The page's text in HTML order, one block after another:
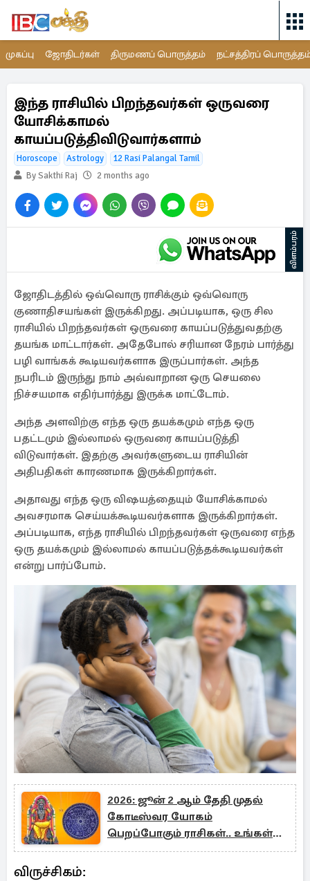
முகப்பு ஜோதிடர்கள் திருமணப் பொருத்தம் நட்சத்திரப்
இந்த ராசியில் பிறந்தவர்கள் ஒருவரை
யோசிக்காமல்
காயப்படுத்திவிடுவார்களாம்
Horoscope Astrology
12 Rasi Palangal Tamil
By Sakthi Raj
2 months ago
விளம்பரம்
ஜோதிடத்தில் ஒவ்வொரு ராசிக்கும் ஒவ்வொரு
குணாதிசயங்கள் இருக்கிறது. அப்படியாக, ஒரு சில
ராசியில் பிறந்தவர்கள் ஒருவரை காயப்படுத்துவதற்கு
தயங்க மாட்டார்கள். அதேபோல் சரியான நேரம் பார்த்து
பழி வாங்கக் கூடியவர்களாக இருப்பார்கள். அந்த
நபரிடம் இருந்து நாம் அவ்வாறான ஒரு செயலை
நிச்சயமாக எதிர்பார்த்து இருக்க மாட்டோம்.
அந்த அளவிற்கு எந்த ஒரு தயக்கமும் எந்த ஒரு
பதட்டமும் இல்லாமல் ஒருவரை காயப்படுத்தி
விடுவார்கள். இதற்கு அவர்களுடைய ராசியின்
அதிபதிகள் காரணமாக இருக்கிறார்கள்.
அதாவது எந்த ஒரு விஷயத்தையும் யோசிக்காமல்
அவசரமாக செய்யக்கூடியவர்களாக இருக்கிறார்கள்.
அப்படியாக, எந்த ராசியில் பிறந்தவர்கள் ஒருவரை எந்த
ஒரு தயக்கமும் இல்லாமல் காயப்படுத்தக்கூடியவர்கள்
என்று பார்ப்போம்.
2026: ஜூன் 2 ஆம் தேதி முதல்
கோடீஸ்வர யோகம்
பெறப்போகும் ராசிகள்.. உங்கள்
ராசி உள்ளதா?
விருச்சிகம்: